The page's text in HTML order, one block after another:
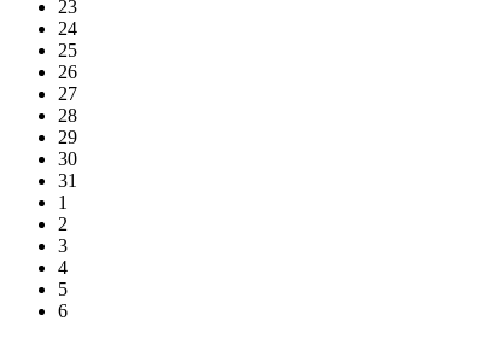
23
24
25
26
27
28
29
30
31
1
2
3
4
5
6